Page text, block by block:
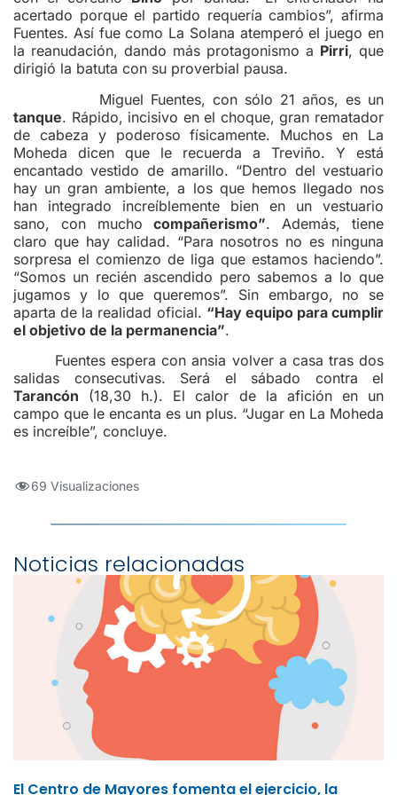
acertado porque el partido requería cambios”, afirma
Fuentes. Así fue como La Solana atemperó el juego en
la reanudación, dando más protagonismo a Pirri, que
dirigió la batuta con su proverbial pausa.
Miguel Fuentes, con sólo 21 años, es un
tanque. Rápido, incisivo en el choque, gran rematador
de cabeza y poderoso físicamente. Muchos en La
Moheda dicen que le recuerda a Treviño. Y está
encantado vestido de amarillo. “Dentro del vestuario
hay un gran ambiente, a los que hemos llegado nos
han integrado increíblemente bien en un vestuario
sano, con muchocompañerismo”. Además, tiene
claro que hay calidad. “Para nosotros no es ninguna
sorpresa el comienzo de liga que estamos haciendo”.
“Somos un recién ascendido pero sabemos a lo que
jugamos y lo que queremos”. Sin embargo, no se
aparta de la realidad oficial. “Hay equipo para cumplir
el objetivo de la permanencia”.
Fuentes espera con ansia volver a casa tras dos
salidas consecutivas. Será el sábado contra el
Tarancón (18,30 h.). El calor de la afición en un
campo que le encanta es un plus. “Jugar en La Moheda
es increíble”, concluye.
69 Visualizaciones
Noticias relacionadas
El Centro de Mayores fomenta el ejercicio, la